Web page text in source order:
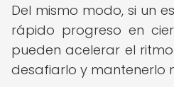
Del mismo modo, si un
rápido progreso en
pueden acelerar el
desafiarlo y mantenerlo